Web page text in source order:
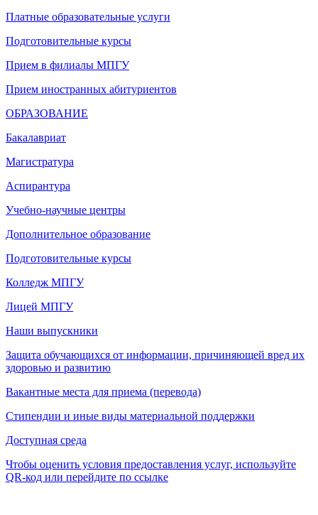
Платные образовательные услуги
Подготовительные курсы
Прием в филиалы МПГУ
Прием иностранных абитуриентов
ОБРАЗОВАНИЕ
Бакалавриат
Магистратура
Аспирантура
Учебно-научные центры
Дополнительное образование
Подготовительные курсы
Колледж МПГУ
Лицей МПГУ
Наши выпускники
Защита обучающихся от информации, причиняющей вред их
здоровью и развитию
Вакантные места для приема (перевода)
Стипендии и иные виды материальной поддержки
Доступная среда
Чтобы оценить условия предоставления услуг, используйте
QR-код или перейдите по ссылке